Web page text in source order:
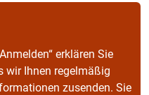
erklären Sie
wir Ihnen regelmäßig
zusenden. Sie